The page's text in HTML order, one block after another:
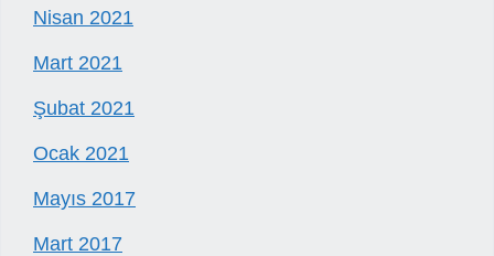
Nisan 2021
Mart 2021
Şubat 2021
Ocak 2021
Mayıs 2017
Mart 2017